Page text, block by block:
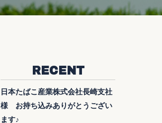
RECENT
日本たばこ産業株式会社長崎支社
様 お持ち込みありがとうござい
ます♪